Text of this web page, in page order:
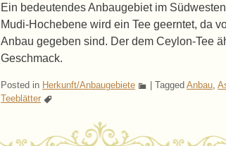
Ein bedeutendes Anbaugebiet im
Mudi-Hochebene wird ein Tee geerntet, da
Anbau gegeben sind. Der dem Ceylon-Tee
Geschmack.
Posted in Herkunft/Anbaugebiete Tagged Anbau
Teeblätter